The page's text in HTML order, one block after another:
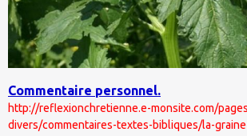
Commentaire personnel.
http://reflexionchretienne.e-monsite.com/
divers/commentaires-textes-bibliques/la-